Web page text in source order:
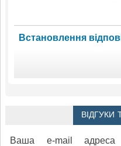
Встановлення
ВІДГУКИ
Ваша e-mail адреса